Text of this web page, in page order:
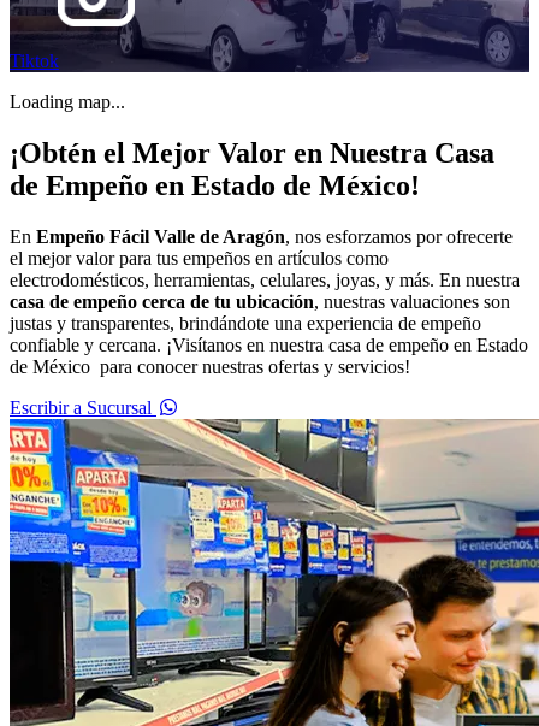
Tiktok
Loading map...
¡Obtén el Mejor Valor en Nuestra Casa
de Empeño en Estado de México!
En Empeño Fácil Valle de Aragón, nos esforzamos por ofrecerte
el mejor valor para tus empeños en artículos como
electrodomésticos, herramientas, celulares, joyas, y más. En nuestra
casa de empeño cerca de tu ubicación, nuestras valuaciones son
justas y transparentes, brindándote una experiencia de empeño
confiable y cercana. ¡Visítanos en nuestra casa de empeño en Estado
de México para conocer nuestras ofertas y servicios!
Escribir a Sucursal